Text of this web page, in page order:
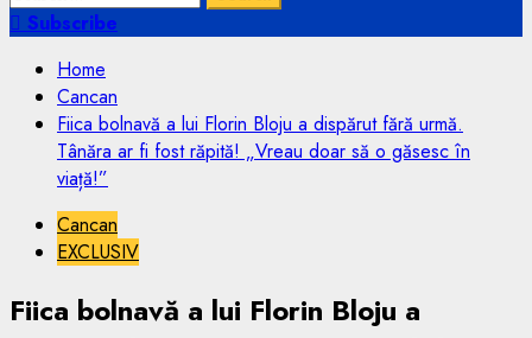
for:Subscribe
Home
Cancan
Fiica bolnavă a lui Florin Bloju a dispărut fără urmă.
Tânăra ar fi fost răpită! „Vreau doar să o găsesc în
viață!”
Cancan
EXCLUSIV
Fiica bolnavă a lui Florin Bloju a